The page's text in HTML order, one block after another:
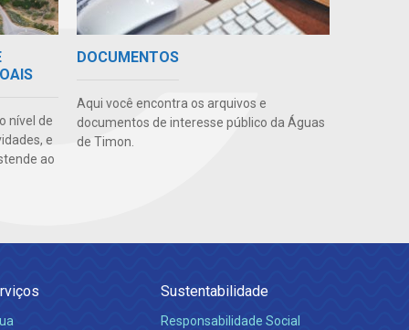
nível de
e
ao
DOCUMENTOS
Aqui você encontra os arquivos e
documentos de interesse público da Águas
de Timon.
Sustentabilidade
Responsabilidade Social